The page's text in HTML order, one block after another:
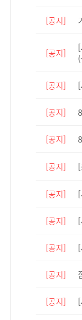
[공지]
[공지]
[공지]
[공지]
[공지]
[공지]
[공지]
[공지]
[공지]
[공지]
[공지]